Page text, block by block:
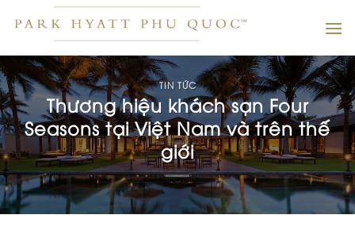
TIN TỨC
Thương hiệu khách sạn Four
Seasons tại Việt Nam và trên thế
giới